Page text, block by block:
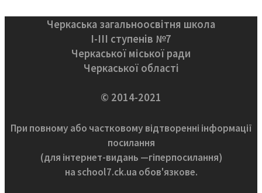
Черкаська загальноосвітня школа
І-ІІІ ступенів №7
Черкаської міської ради
Черкаської області
© 2014-2021
При повному або частковому відтворенні інформації
посилання
(для інтернет-видань —гіперпосилання)
на school7.ck.ua обов'язкове.